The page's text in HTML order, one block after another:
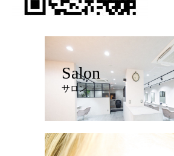
Salon
サロン